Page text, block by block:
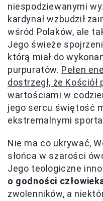
niespodziewanymi
kardynał wzbudził
wśród Polaków, ale
Jego świeże
którą miał do
purpuratów. Pełen
dostrzegł, że
wartościami w
jego sercu świętość
ekstremalnymi
Nie ma co ukrywać,
słońca w szarości
Jego teologiczne
o godności
zwolenników, a